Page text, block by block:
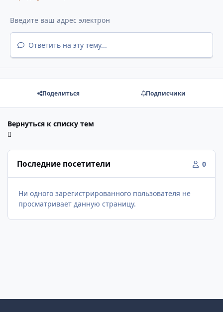
Ответить на эту тему...
Поделиться Подписчики
Вернуться к списку тем
Последние посетители 0
Ни одного зарегистрированного пользователя не
просматривает данную страницу.